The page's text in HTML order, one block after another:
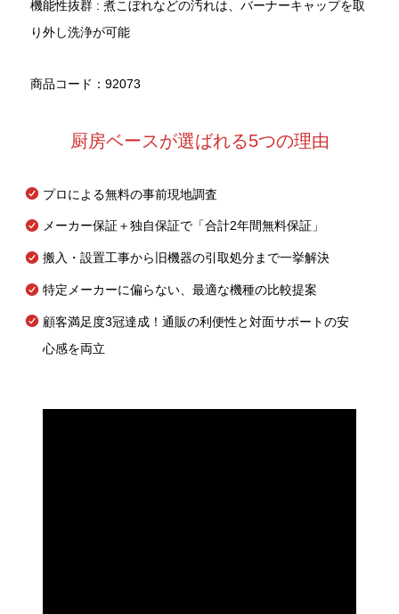
機能性抜群 : 煮こぼれなどの汚れは、バーナーキャップを取
り外し洗浄が可能
商品コード：92073
厨房ベースが選ばれる5つの理由
プロによる無料の事前現地調査
メーカー保証＋独自保証で「合計2年間無料保証」
搬入・設置工事から旧機器の引取処分まで一挙解決
特定メーカーに偏らない、最適な機種の比較提案
顧客満足度3冠達成！通販の利便性と対面サポートの安
心感を両立